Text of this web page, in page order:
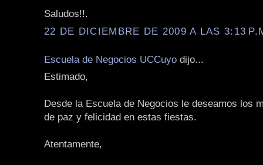
Saludos!!.
22 DE DICIEMBRE DE 2009 A LAS 3:13
Escuela de Negocios UCCuyo dijo...
Estimado,
Desde la Escuela de Negocios le deseamos los
de paz y felicidad en estas fiestas.
Atentamente,